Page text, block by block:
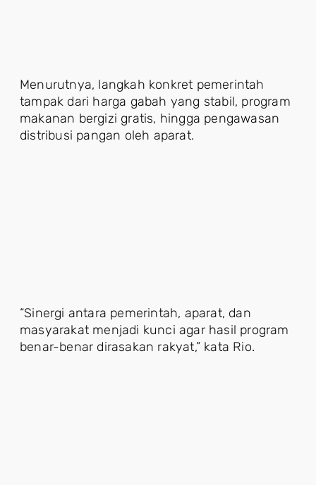
Menurutnya, langkah konkret pemerintah
tampak dari harga gabah yang stabil, program
makanan bergizi gratis, hingga pengawasan
distribusi pangan oleh aparat.
“Sinergi antara pemerintah, aparat, dan
masyarakat menjadi kunci agar hasil program
benar-benar dirasakan rakyat,” kata Rio.